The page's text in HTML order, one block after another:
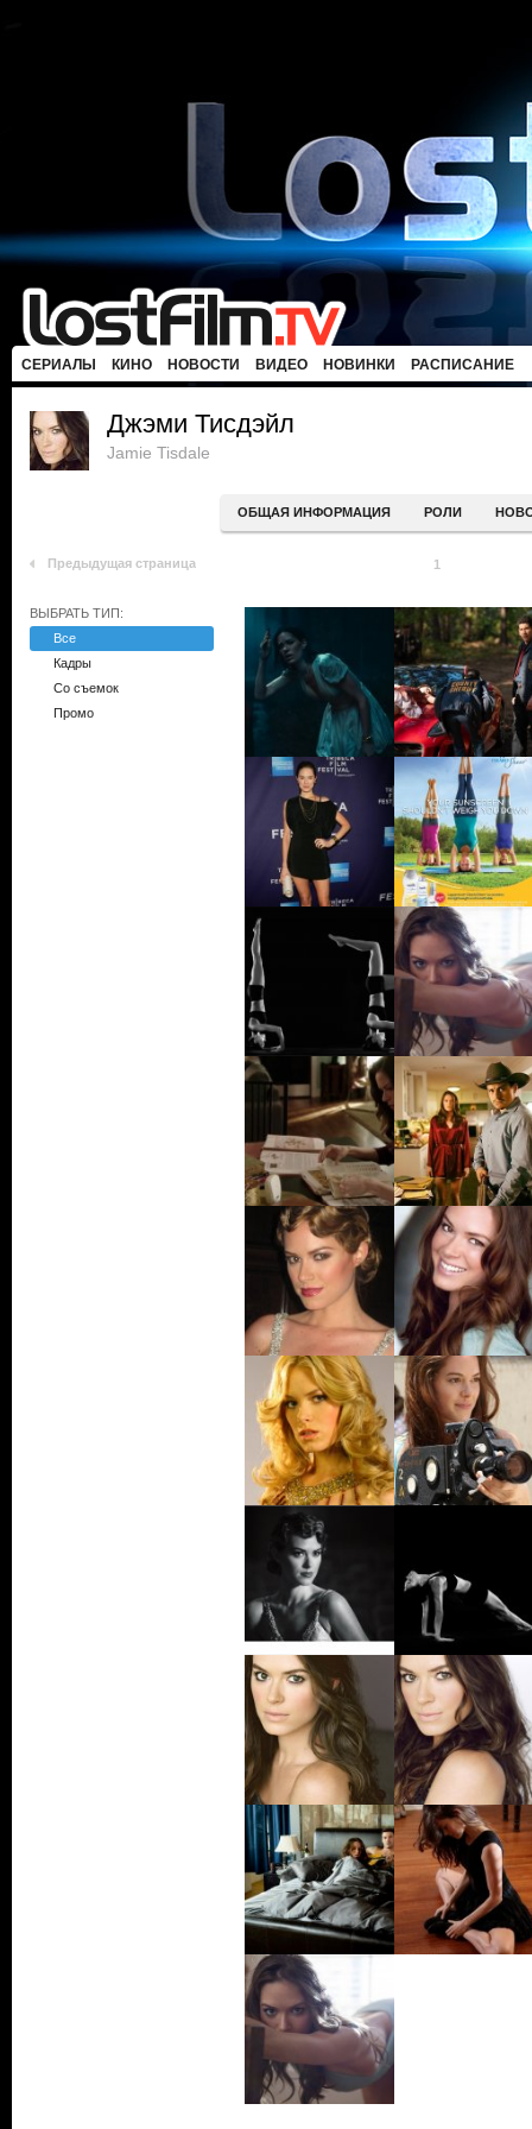
СЕРИАЛЫ КИНО НОВОСТИ ВИДЕО НОВИНКИ РАСПИСАНИЕ
Джэми Тисдэйл
Jamie Tisdale
ОБЩАЯ ИНФОРМАЦИЯ РОЛИ
Предыдущая страница 1
ВЫБРАТЬ ТИП:
Все
Кадры
Со съемок
Промо